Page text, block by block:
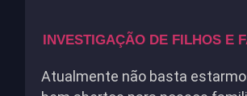
INVESTIGAÇÃO DE FILHOS E
Atualmente não basta